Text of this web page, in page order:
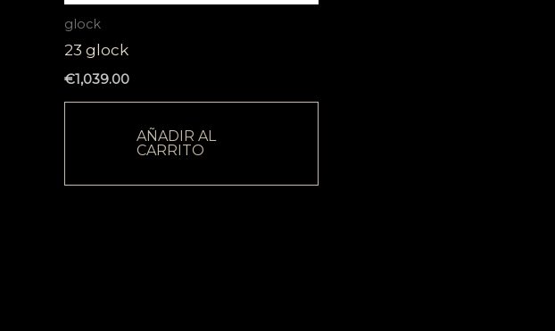
glock
23 glock
€1,039.00
AÑADIR AL
CARRITO